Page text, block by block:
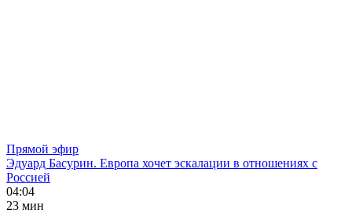
Прямой эфир
Эдуард Басурин. Европа хочет эскалации в отношениях с
Россией
04:04
23 мин